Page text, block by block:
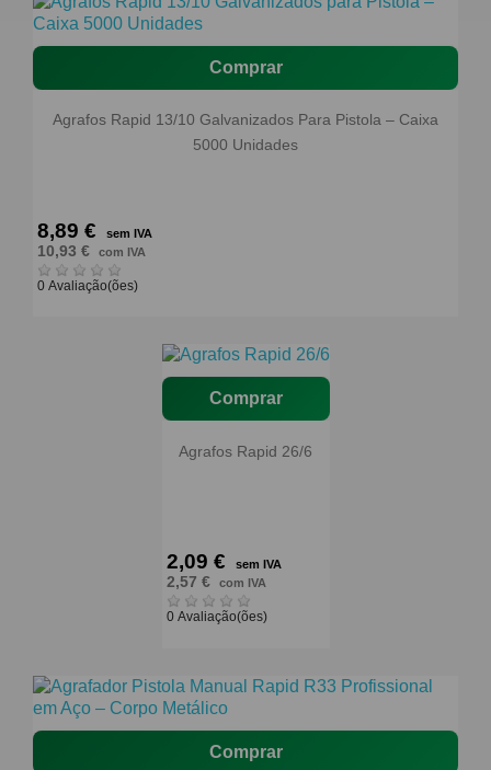
Comprar
Agrafos Rapid 13/10 Galvanizados Para Pistola – Caixa
5000 Unidades
8,89 € sem IVA
10,93 € com IVA
0 Avaliação(ões)
Comprar
Agrafos Rapid 26/6
2,09 € sem IVA
2,57 € com IVA
0 Avaliação(ões)
Comprar